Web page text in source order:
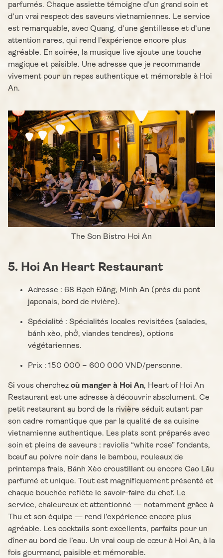
parfumés. Chaque assiette témoigne d’un grand soin et
d’un vrai respect des saveurs vietnamiennes. Le service
est remarquable, avec Quang, d’une gentillesse et d’une
attention rares, qui rend l’expérience encore plus
agréable. En soirée, la musique live ajoute une touche
magique et paisible. Une adresse que je recommande
vivement pour un repas authentique et mémorable à Hoi
An.
The Son Bistro Hoi An
5. Hoi An Heart Restaurant
Adresse : 68 Bạch Đằng, Minh An (près du pont
japonais, bord de rivière).
Spécialité : Spécialités locales revisitées (salades,
bánh xèo, phở, viandes tendres), options
végétariennes.
Prix : 150 000 – 600 000 VND/personne.
Si vous cherchez où manger à Hoi An, Heart of Hoi An
Restaurant est une adresse à découvrir absolument. Ce
petit restaurant au bord de la rivière séduit autant par
son cadre romantique que par la qualité de sa cuisine
vietnamienne authentique. Les plats sont préparés avec
soin et pleins de saveurs : raviolis “white rose” fondants,
bœuf au poivre noir dans le bambou, rouleaux de
printemps frais, Bánh Xèo croustillant ou encore Cao Lầu
parfumé et unique. Tout est magnifiquement présenté et
chaque bouchée reflète le savoir-faire du chef. Le
service, chaleureux et attentionné — notamment grâce à
Thu et son équipe — rend l’expérience encore plus
agréable. Les cocktails sont excellents, parfaits pour un
dîner au bord de l’eau. Un vrai coup de cœur à Hoi An, à la
fois gourmand, paisible et mémorable.